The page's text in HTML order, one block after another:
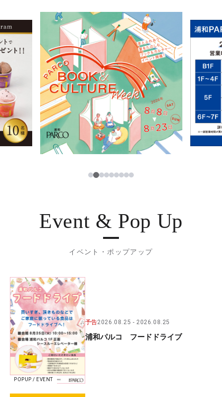
レストラン・カフェ
TAX FREE
PARCOメンバーズ
JP
ภาษาไทย
12345678
Event & Pop Up
イベント・ポップアップ
POPUP / EVENT
予告2026.08.25 2026.08.25
浦和パルコ フードドライブ